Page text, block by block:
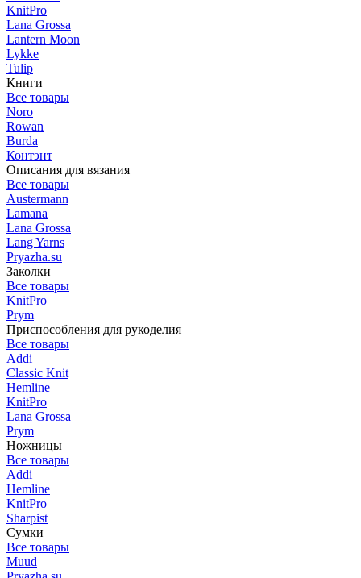
KnitPro
Lana Grossa
Lantern Moon
Lykke
Tulip
Книги
Все товары
Noro
Rowan
Burda
Контэнт
Описания для вязания
Все товары
Austermann
Lamana
Lana Grossa
Lang Yarns
Pryazha.su
Заколки
Все товары
KnitPro
Prym
Приспособления для рукоделия
Все товары
Addi
Classic Knit
Hemline
KnitPro
Lana Grossa
Prym
Ножницы
Все товары
Addi
Hemline
KnitPro
Sharpist
Сумки
Все товары
Muud